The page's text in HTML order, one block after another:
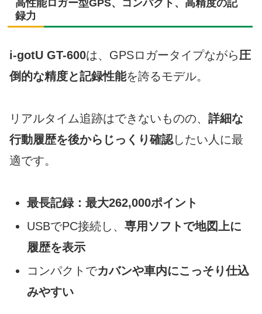
高性能ロガー型GPS、コンパクト、高精度の記
録力
i-gotU GT-600は、GPSロガータイプながら圧
倒的な精度と記録性能を誇るモデル。
リアルタイム追跡はできないものの、 詳細な
行動履歴を後からじっくり確認したい人に最
適です。
最長記録：最大262,000ポイント
USBでPC接続し、 専用ソフトで地図上に
履歴を表示
コンパクトでカバンや車内にこっそり仕込
みやすい